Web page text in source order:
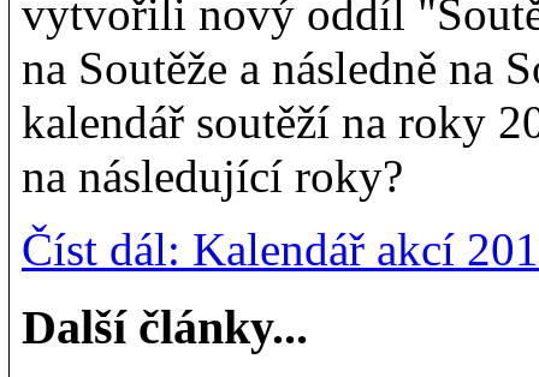
vytvořili nový oddíl
na Soutěže a následně na
kalendář soutěží na roky
na následující roky?
Číst dál: Kalendář akcí
Další články...